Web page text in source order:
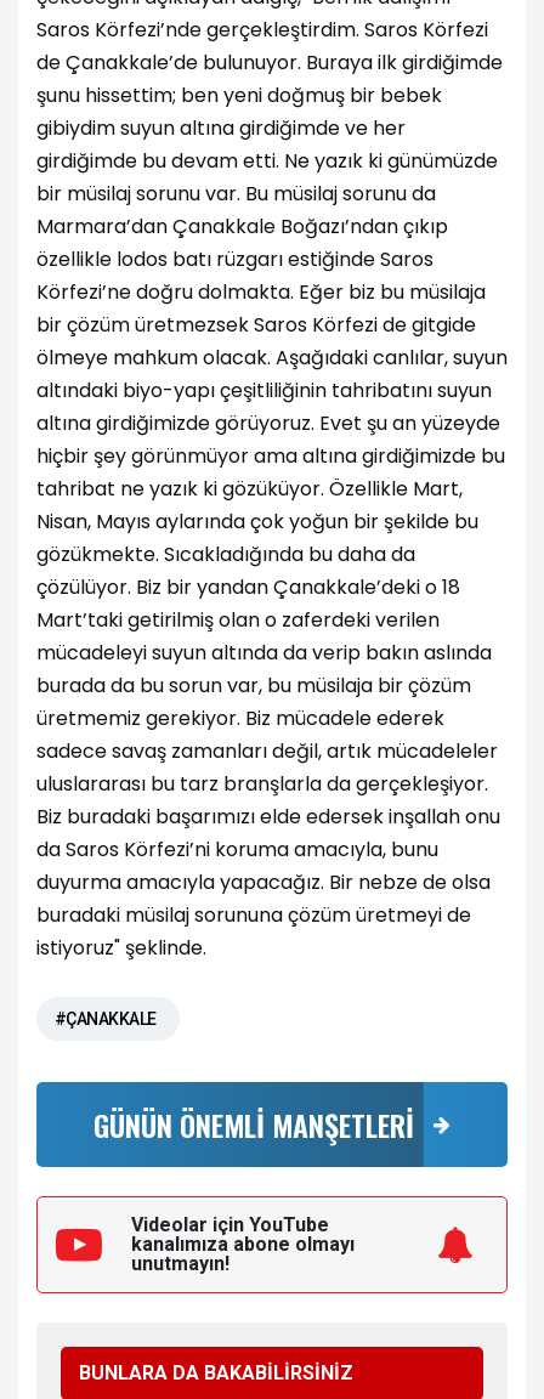
Saros Körfezi’nde gerçekleştirdim. Saros Körfezi
de Çanakkale’de bulunuyor. Buraya ilk girdiğimde
şunu hissettim; ben yeni doğmuş bir bebek
gibiydim suyun altına girdiğimde ve her
girdiğimde bu devam etti. Ne yazık ki günümüzde
bir müsilaj sorunu var. Bu müsilaj sorunu da
Marmara’dan Çanakkale Boğazı’ndan çıkıp
özellikle lodos batı rüzgarı estiğinde Saros
Körfezi’ne doğru dolmakta. Eğer biz bu müsilaja
bir çözüm üretmezsek Saros Körfezi de gitgide
ölmeye mahkum olacak. Aşağıdaki canlılar, suyun
altındaki biyo-yapı çeşitliliğinin tahribatını suyun
altına girdiğimizde görüyoruz. Evet şu an yüzeyde
hiçbir şey görünmüyor ama altına girdiğimizde bu
tahribat ne yazık ki gözüküyor. Özellikle Mart,
Nisan, Mayıs aylarında çok yoğun bir şekilde bu
gözükmekte. Sıcakladığında bu daha da
çözülüyor. Biz bir yandan Çanakkale’deki o 18
Mart’taki getirilmiş olan o zaferdeki verilen
mücadeleyi suyun altında da verip bakın aslında
burada da bu sorun var, bu müsilaja bir çözüm
üretmemiz gerekiyor. Biz mücadele ederek
sadece savaş zamanları değil, artık mücadeleler
uluslararası bu tarz branşlarla da gerçekleşiyor.
Biz buradaki başarımızı elde edersek inşallah onu
da Saros Körfezi’ni koruma amacıyla, bunu
duyurma amacıyla yapacağız. Bir nebze de olsa
buradaki müsilaj sorununa çözüm üretmeyi de
istiyoruz" şeklinde.
#ÇANAKKALE
GÜNÜN ÖNEMLİ MANŞETLERİ
Videolar için YouTube
kanalımıza abone olmayı
unutmayın!
BUNLARA DA BAKABİLİRSİNİZ